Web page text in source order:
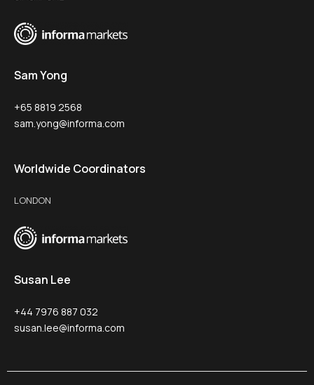
Sam Yong
+65 8819 2568
sam.yong@informa.com
Worldwide Coordinators
LONDON
Susan Lee
+44 7976 887 032
susan.lee@informa.com